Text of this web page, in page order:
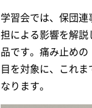
学習会では、保団連
担による影響を解説
品です。痛み止め
目を対象に、これ
なります。